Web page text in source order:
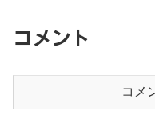
コメント
コメ